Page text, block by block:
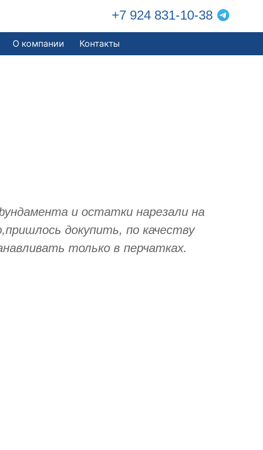
+7 924 831-10-38
О компании Контакты
и остатки нарезали на
докупить, по качеству
только в перчатках.